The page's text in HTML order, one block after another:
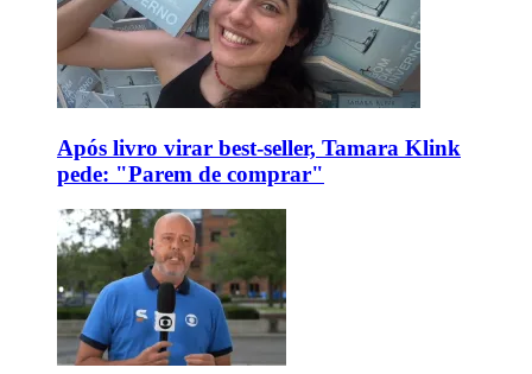
Após livro virar best-seller, Tamara Klink
pede: "Parem de comprar"